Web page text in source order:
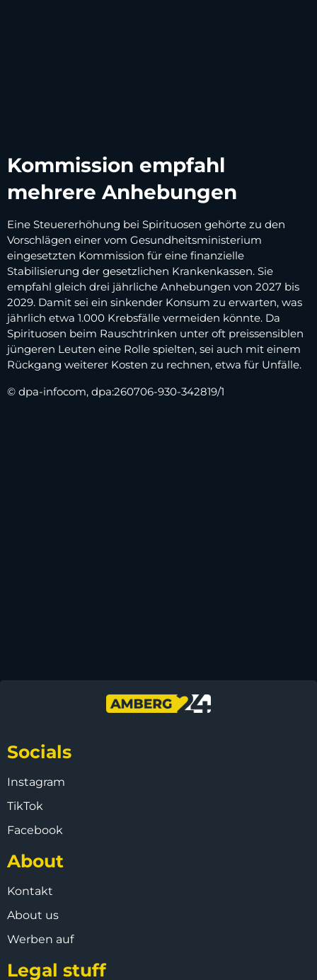
Kommission empfahl
mehrere Anhebungen
Eine Steuererhöhung bei Spirituosen gehörte zu den
Vorschlägen einer vom Gesundheitsministerium
eingesetzten Kommission für eine finanzielle
Stabilisierung der gesetzlichen Krankenkassen. Sie
empfahl gleich drei jährliche Anhebungen von 2027 bis
2029. Damit sei ein sinkender Konsum zu erwarten, was
jährlich etwa 1.000 Krebsfälle vermeiden könnte. Da
Spirituosen beim Rauschtrinken unter oft preissensiblen
jüngeren Leuten eine Rolle spielten, sei auch mit einem
Rückgang weiterer Kosten zu rechnen, etwa für Unfälle.
© dpa-infocom, dpa:260706-930-342819/1
Socials
Instagram
TikTok
Facebook
About
Kontakt
About us
Werben auf
Legal stuff